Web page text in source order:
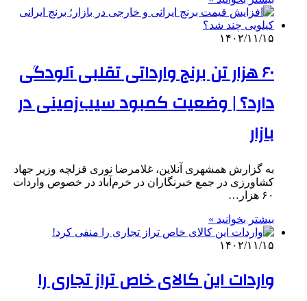
۱۴۰۲/۱۱/۱۵
۶۰ هزار تن برنج وارداتی تقلبی آلودگی
دارد؟ | وضعیت کمبود سیب‌زمینی در
بازار
به گزارش همشهری آنلاین، غلامرضا نوری قزلچه وزیر جهاد
کشاورزی در جمع خبرنگاران در خرم‌آباد در خصوص واردات
۶۰ هزار…
بیشتر بخوانید »
۱۴۰۲/۱۱/۱۵
واردات این کالای خاص تراز تجاری را